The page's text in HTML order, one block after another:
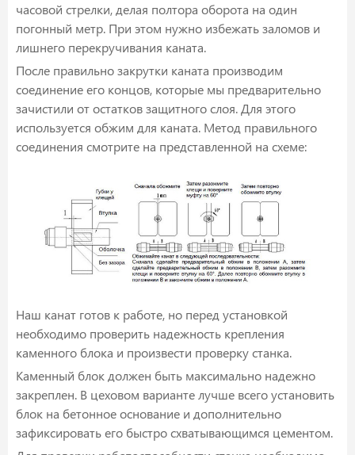
часовой стрелки, делая полтора оборота на один
погонный метр. При этом нужно избежать заломов и
лишнего перекручивания каната.
После правильно закрутки каната производим
соединение его концов, которые мы предварительно
зачистили от остатков защитного слоя. Для этого
используется обжим для каната. Метод правильного
соединения смотрите на представленной на схеме:
Наш канат готов к работе, но перед установкой
необходимо проверить надежность крепления
каменного блока и произвести проверку станка.
Каменный блок должен быть максимально надежно
закреплен. В цеховом варианте лучше всего установить
блок на бетонное основание и дополнительно
зафиксировать его быстро схватывающимся цементом.